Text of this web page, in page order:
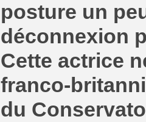
posture un
déconnexion
Cette actrice
franco-
du